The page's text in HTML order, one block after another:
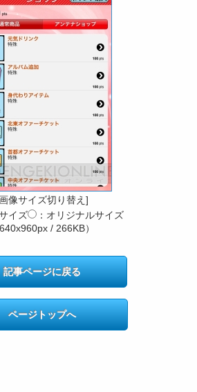
像サイズ切り替え]
イズ
：オリジナルサイズ
640x960px / 266KB）
記事ページに戻る
ページトップへ